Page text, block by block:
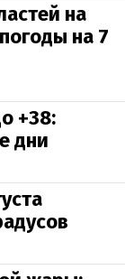
на
на 7
+38:
дни